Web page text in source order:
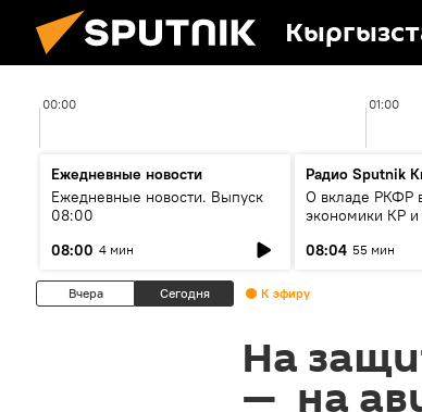
00:00 01:00
Ежедневные новости
Ежедневные новости. Выпуск
08:00
08:00 4 мин
Радио Sputnik
О вкладе РКФР
экономики КР
08:04 55 мин
Вчера Сегодня К эфиру
На
— на